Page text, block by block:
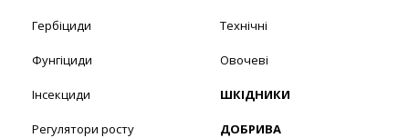
Гербіциди
Фунгіциди
Інсекциди
Регулятори росту
Технічні
Овочеві
ШКІДНИКИ
ДОБРИВА